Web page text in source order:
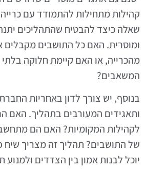
קהילות מתחילות להתמודד עם
שאלה כיצד להבטיח שהתהליכים
ומוסרית. האם כל התושבים מקבלים
מהכרייה, או האם קיימת חלוקה בלתי
המשאבים?
בנוסף, יש צורך לדון באחריות
ותאגידים המעורבים בתהליך. האם
לקהילות המקומיות? האם הם
של התושבים? תהליך זה מצריך שיח
יוכל לבנות אמון בין הצדדים ולמנוע